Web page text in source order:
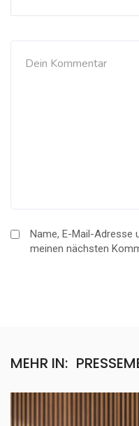
Name, E-Mail-Adresse
meinen nächsten
MEHR IN: